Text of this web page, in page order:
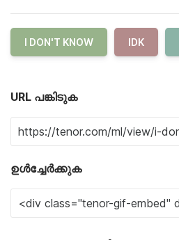
I DON'T KNOW IDK
URL പങ്കിടുക
ഉൾച്ചേർക്കുക